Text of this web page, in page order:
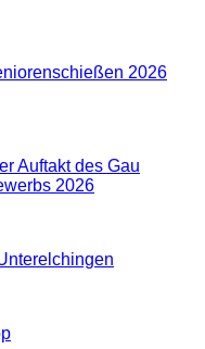
2026
Auftakt des Gau
2026